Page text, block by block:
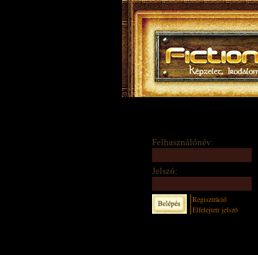
Felhasználónév:
Jelszó:
Regisztráció
Elfelejtett jelszó